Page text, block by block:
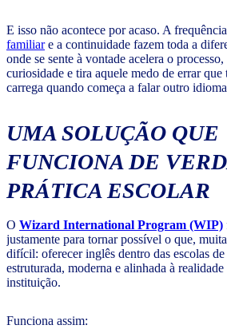
E isso não acontece por acaso. A
familiare a continuidade fazem toda a
onde se sente à vontade acelera o processo,
curiosidade e tira aquele medo de errar que
carrega quando começa a falar outro
UMA SOLUÇÃO QUE
FUNCIONA DE
PRÁTICA ESCOLAR
O Wizard International Program (WIP)
justamente para tornar possível o que,
difícil: oferecer inglês dentro das escolas
estruturada, moderna e alinhada à
instituição.
Funciona assim: